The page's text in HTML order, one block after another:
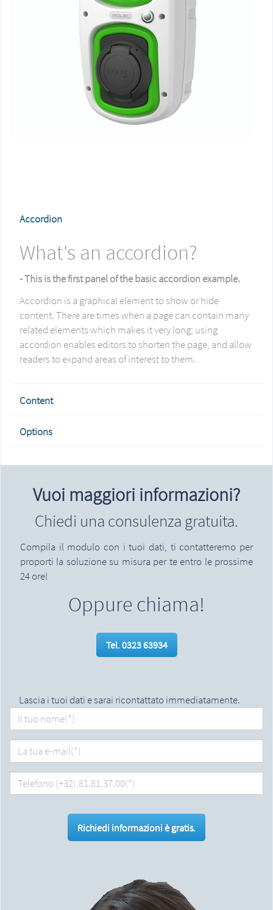
Accordion
What's an accordion?
- This is the first panel of the basic accordion example.
Accordion is a graphical element to show or hide
content. There are times when a page can contain many
related elements which makes it very long; using
accordion enables editors to shorten the page, and allow
readers to expand areas of interest to them.
Content
Options
Vuoi maggiori informazioni?
Chiedi una consulenza gratuita.
Compila il modulo con i tuoi dati, ti contatteremo per
proporti la soluzione su misura per te entro le prossime
24 ore!
Oppure chiama!
Tel. 0323 63934
Lascia i tuoi dati e sarai ricontattato immediatamente.
Richiedi informazioni è gratis.